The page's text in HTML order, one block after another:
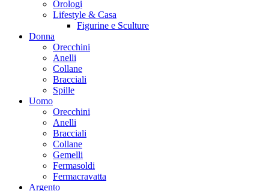
Orologi
Lifestyle & Casa
Figurine e Sculture
Donna
Orecchini
Anelli
Collane
Bracciali
Spille
Uomo
Orecchini
Anelli
Bracciali
Collane
Gemelli
Fermasoldi
Fermacravatta
Argento